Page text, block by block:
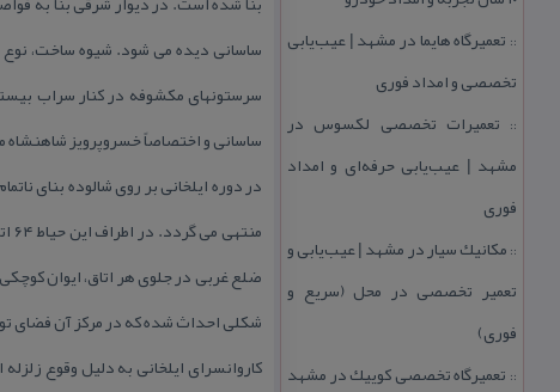
:: تعمیرگاه هایما در مشهد | عیب‌یابی
تخصصی و امداد فوری
:: تعمیرات تخصصی لكسوس در
مشهد | عیب‌یابی حرفه‌ای و امداد
فوری
:: مكانیك سیار در مشهد | عیب‌یابی و
تعمیر تخصصی در محل (سریع و
فوری)
:: تعمیرگاه تخصصی كوییك در مشهد
ساسانی دیده می شود. شیوه ساخت،
سرستونهای مكشوفه در كنار سراب
ساسانی و اختصاصاً خسروپرویز شاهنشاه
ضلع غربی در جلوی هر اتاق، ایوان
شكلی احداث شده كه در مركز آن فضای
كاروانسرای ایلخانی به دلیل وقوع